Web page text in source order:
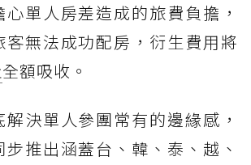
單人房差造成的旅費負擔，
無法成功配房，衍生費用將
全額吸收。
決單人參團常有的邊緣感，
推出涵蓋台、韓、泰、越、